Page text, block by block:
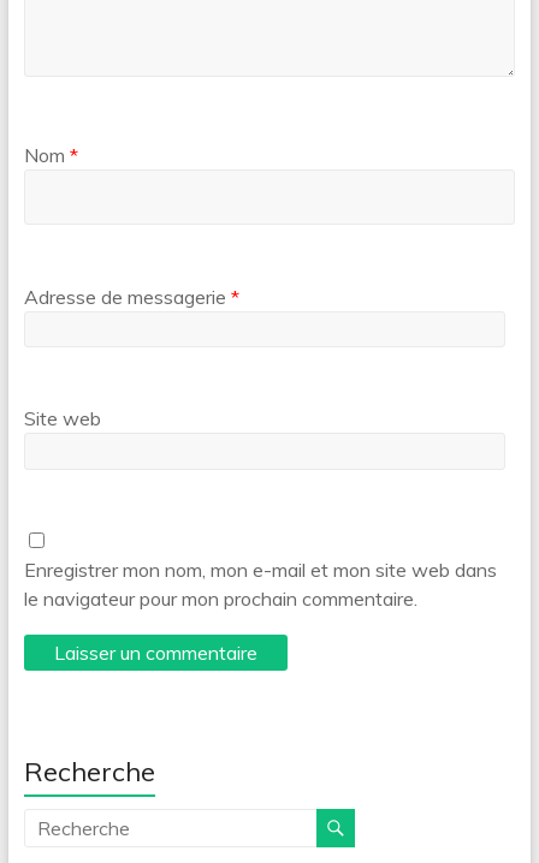
Nom *
Adresse de messagerie *
Site web
Enregistrer mon nom, mon e-mail et mon site web dans
le navigateur pour mon prochain commentaire.
Recherche